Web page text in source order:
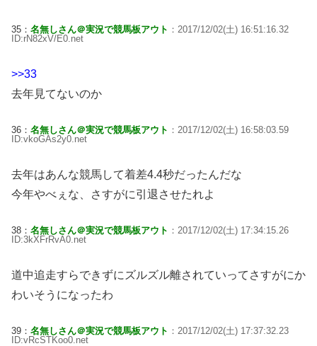
35： 名無しさん＠実況で競馬板アウト ：2017/12/02(土) 16:51:16.32
ID:rN82xV/E0.net
>>33
去年見てないのか
36： 名無しさん＠実況で競馬板アウト ：2017/12/02(土) 16:58:03.59
ID:vkoGAs2y0.net
去年はあんな競馬して着差4.4秒だったんだな
今年やべぇな、さすがに引退させたれよ
38： 名無しさん＠実況で競馬板アウト ：2017/12/02(土) 17:34:15.26
ID:3kXFrRvA0.net
道中追走すらできずにズルズル離されていってさすがにか
わいそうになったわ
39： 名無しさん＠実況で競馬板アウト ：2017/12/02(土) 17:37:32.23
ID:vRcSTKoo0.net